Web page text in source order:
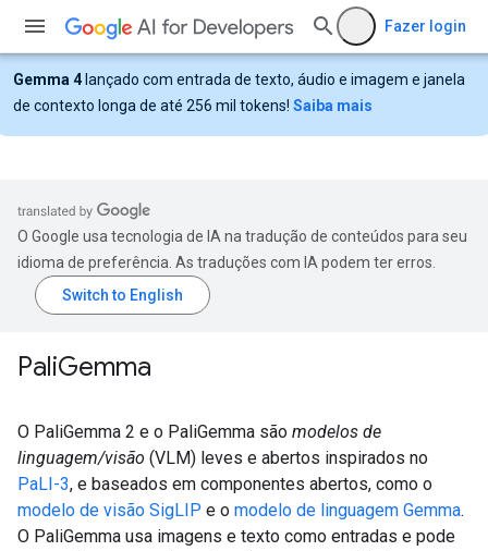
Fazer login
Gemma 4 lançado com entrada de texto, áudio e imagem e janela
de contexto longa de até 256 mil tokens! Saiba mais
O Google usa tecnologia de IA na tradução de conteúdos para seu
idioma de preferência. As traduções com IA podem ter erros.
PaliGemma
O PaliGemma 2 e o PaliGemma são modelos de
linguagem/visão (VLM) leves e abertos inspirados no
PaLI-3, e baseados em componentes abertos, como o
modelo de visão SigLIP e o modelo de linguagem Gemma.
O PaliGemma usa imagens e texto como entradas e pode